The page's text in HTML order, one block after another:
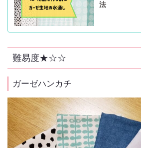
法
難易度★☆☆
ガーゼハンカチ